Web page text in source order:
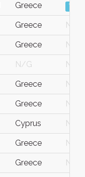
Greece View
Greece N/G
Greece N/G
N/G N/G
Greece N/G
Greece N/G
Cyprus N/G
Greece N/G
Greece N/G